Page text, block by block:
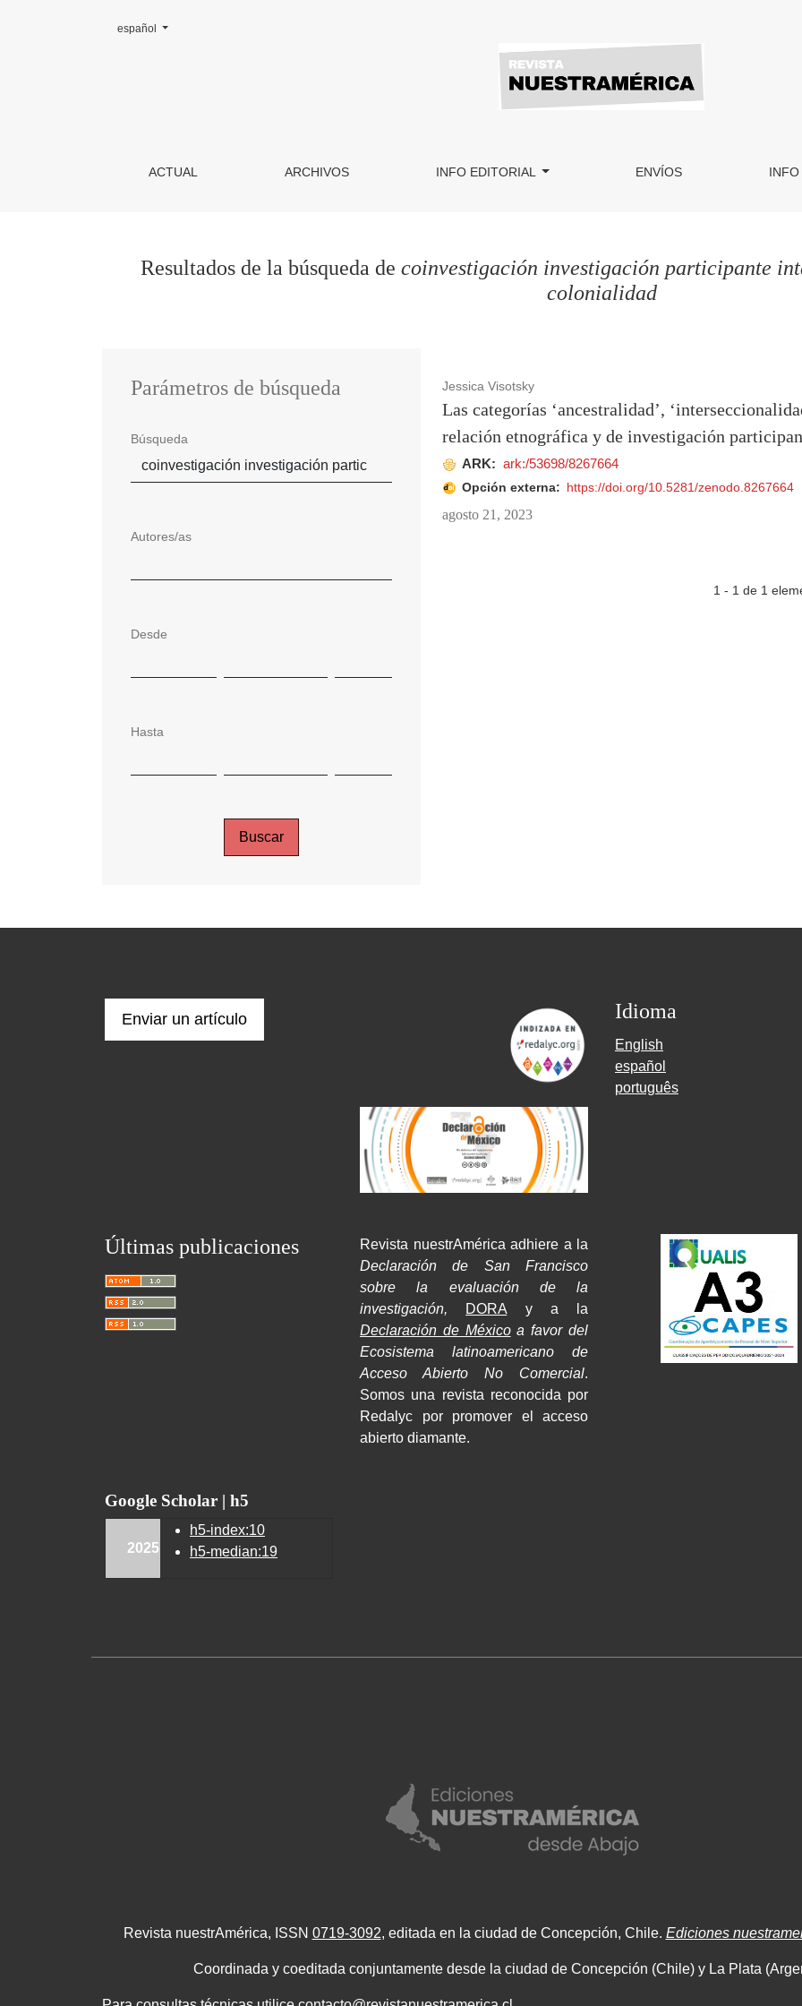
Buscar
ACTUAL ARCHIVOS INFO EDITORIAL ENVÍOS INFO
Cambiar el idioma. El actual es:
español
Resultados de la búsqueda de coinvestigación investigación participante
colonialidad
Jessica Visotsky
Las categorías ‘ancestralidad’,
relación etnográfica y de investigación
ARK: ark:/53698/8267664
Opción externa: https://doi.org/10.5281/zenodo.8267664
agosto 21, 2023
1 - 1 de 1
Parámetros de búsqueda
Búsqueda
Autores/as
Desde
Hasta
Buscar
Enviar un artículo Idioma
English
español
português
Últimas publicaciones
Revista nuestrAmérica adhiere a la
Declaración de San Francisco
sobre la evaluación de la
investigación,
DORA y a la
Declaración de Méxicoa favor del
Ecosistema latinoamericano de
Acceso Abierto No Comercial.
Somos una revista reconocida por
Redalyc por promover el acceso
abierto diamante.
Google Scholar | h5
2025
h5-index:10
h5-median:19
Revista nuestrAmérica, ISSN 0719-3092, editada en la ciudad de Concepción, Chile. Ediciones
Coordinada y coeditada conjuntamente desde la ciudad de Concepción (Chile) y La Plata